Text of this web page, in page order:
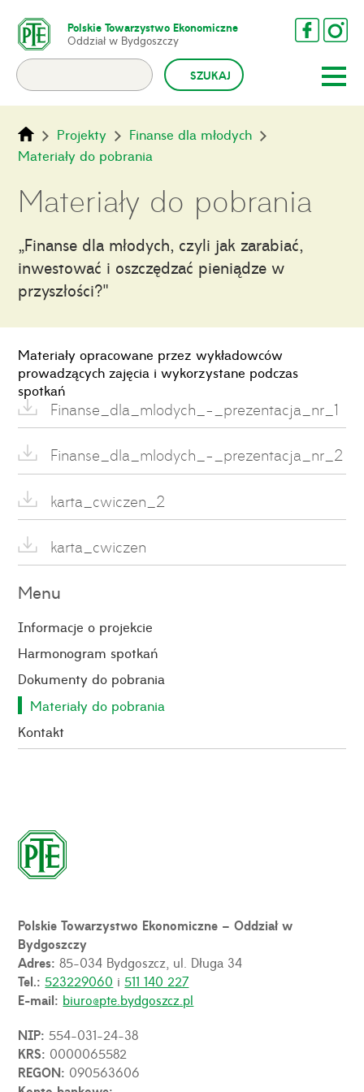
Polskie Towarzystwo Ekonomiczne
Oddział w Bydgoszczy
Projekty
Finanse dla młodych
Materiały do pobrania
Materiały do pobrania
„Finanse dla młodych, czyli jak zarabiać,
inwestować i oszczędzać pieniądze w
przyszłości?"
Materiały opracowane przez wykładowców
prowadzących zajęcia i wykorzystane podczas
spotkań
Finanse_dla_mlodych_-_prezentacja_nr_1
Finanse_dla_mlodych_-_prezentacja_nr_2
karta_cwiczen_2
karta_cwiczen
Menu
Informacje o projekcie
Harmonogram spotkań
Dokumenty do pobrania
Materiały do pobrania
Kontakt
Polskie Towarzystwo Ekonomiczne – Oddział w
Bydgoszczy
Adres:85-034 Bydgoszcz, ul. Długa 34
Tel.:523229060 i511 140 227
E-mail: biuro@pte.bydgoszcz.pl
NIP:554-031-24-38
KRS: 0000065582
REGON: 090563606